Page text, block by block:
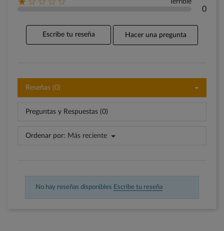
Terrible
0
Escribe tu reseña Hacer una pregunta
Reseñas (0)
Preguntas y Respuestas (0)
Ordenar por: Más reciente
No hay reseñas disponibles Escribe tu reseña